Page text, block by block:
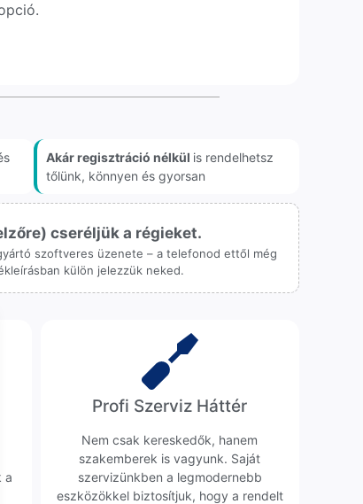
Akár regisztráció nélkül is rendelhetsz
tőlünk, könnyen és gyorsan
cseréljük a régieket.
szoftveres üzenete – a telefonod ettől még
külön jelezzük neked.
a
Profi Szerviz Háttér
Nem csak kereskedők, hanem
szakemberek is vagyunk. Saját
szervizünkben a legmodernebb
eszközökkel biztosítjuk, hogy a rendelt